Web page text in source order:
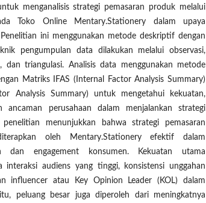
menganalisis strategi pemasaran produk melalui
Toko Online Mentary.Stationery dalam upaya
ini menggunakan metode deskriptif dengan
pengumpulan data dilakukan melalui observasi,
dan triangulasi. Analisis data menggunakan metode
Matriks IFAS (Internal Factor Analysis Summary)
Analysis Summary) untuk mengetahui kekuatan,
ancaman perusahaan dalam menjalankan strategi
menunjukkan bahwa strategi pemasaran
oleh Mentary.Stationery efektif dalam
dan engagement konsumen. Kekuatan utama
interaksi audiens yang tinggi, konsistensi unggahan
influencer atau Key Opinion Leader (KOL) dalam
peluang besar juga diperoleh dari meningkatnya